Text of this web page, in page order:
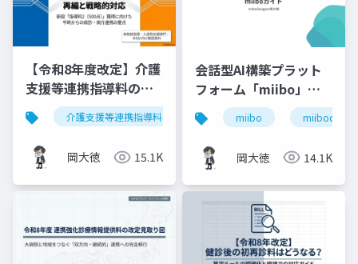
【令和8年度改定】介護
支援等連携指導料の再
編と戦略的対応｜指導
料2（500点）の要件整
理
介護支援等連携指導料 令和8年度診療報酬改定
岡大徳 15.1K
会話型AI構築プラット
フォーム「miibo」ガ
イド
miibo
岡大徳 14.1K